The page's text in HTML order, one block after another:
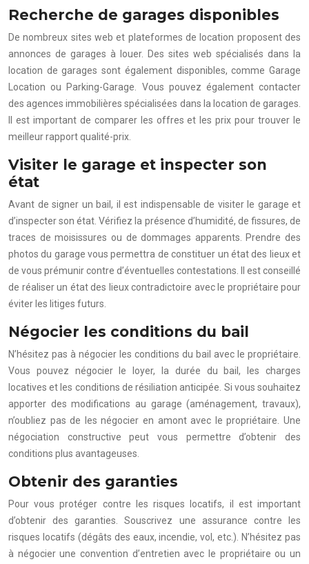
Recherche de garages disponibles
De nombreux sites web et plateformes de location proposent des
annonces de garages à louer. Des sites web spécialisés dans la
location de garages sont également disponibles, comme Garage
Location ou Parking-Garage. Vous pouvez également contacter
des agences immobilières spécialisées dans la location de garages.
Il est important de comparer les offres et les prix pour trouver le
meilleur rapport qualité-prix.
Visiter le garage et inspecter son
état
Avant de signer un bail, il est indispensable de visiter le garage et
d’inspecter son état. Vérifiez la présence d’humidité, de fissures, de
traces de moisissures ou de dommages apparents. Prendre des
photos du garage vous permettra de constituer un état des lieux et
de vous prémunir contre d’éventuelles contestations. Il est conseillé
de réaliser un état des lieux contradictoire avec le propriétaire pour
éviter les litiges futurs.
Négocier les conditions du bail
N’hésitez pas à négocier les conditions du bail avec le propriétaire.
Vous pouvez négocier le loyer, la durée du bail, les charges
locatives et les conditions de résiliation anticipée. Si vous souhaitez
apporter des modifications au garage (aménagement, travaux),
n’oubliez pas de les négocier en amont avec le propriétaire. Une
négociation constructive peut vous permettre d’obtenir des
conditions plus avantageuses.
Obtenir des garanties
Pour vous protéger contre les risques locatifs, il est important
d’obtenir des garanties. Souscrivez une assurance contre les
risques locatifs (dégâts des eaux, incendie, vol, etc.). N’hésitez pas
à négocier une convention d’entretien avec le propriétaire ou un